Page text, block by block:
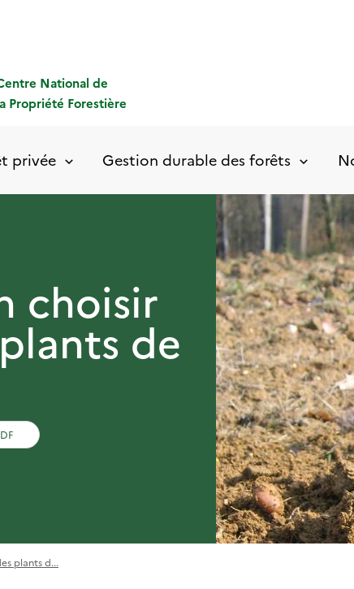
National de
Propriété Forestière
privée Gestion durable des forêts
choisir
de
plants d...